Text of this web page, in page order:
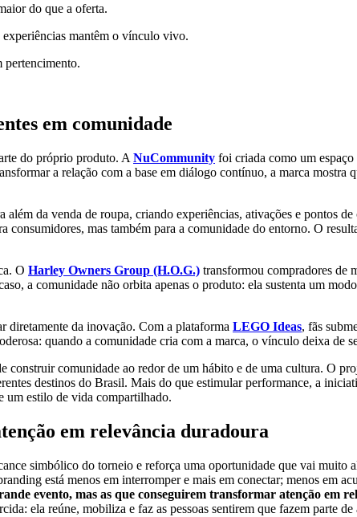
do que a oferta.
experiências mantêm o vínculo vivo.
pertencimento.
em comunidade
do próprio produto. A NuCommunity foi criada como um
a relação com a base em diálogo contínuo, a marca mostra
além da venda de roupa, criando experiências, ativações e pontos
mas também para a comunidade do entorno. O
O Harley Owners Group (H.O.G.) transformou compradores de
a comunidade não orbita apenas o produto: ela sustenta um
diretamente da inovação. Com a plataforma LEGO Ideas, fãs
quando a comunidade cria com a marca, o vínculo deixa de
construir comunidade ao redor de um hábito e de uma cultura. O
destinos do Brasil. Mais do que estimular performance, a
um estilo de vida compartilhado.
em relevância duradoura
simbólico do torneio e reforça uma oportunidade que vai muito
está menos em interromper e mais em conectar; menos em
evento, mas as que conseguirem transformar atenção em
ela reúne, mobiliza e faz as pessoas sentirem que fazem parte